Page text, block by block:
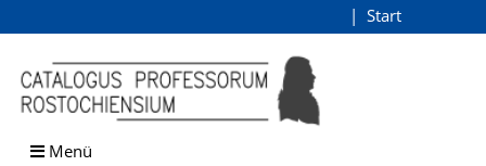
Browsen
direkt zum Inhalt
Start
Menü